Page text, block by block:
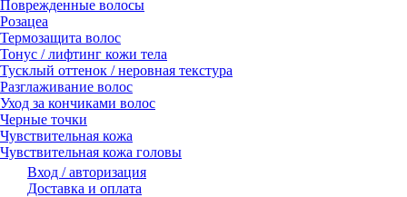
Поврежденные волосы
Розацеа
Термозащита волос
Тонус / лифтинг кожи тела
Тусклый оттенок / неровная текстура
Разглаживание волос
Уход за кончиками волос
Черные точки
Чувствительная кожа
Чувствительная кожа головы
Вход / авторизация
Доставка и оплата